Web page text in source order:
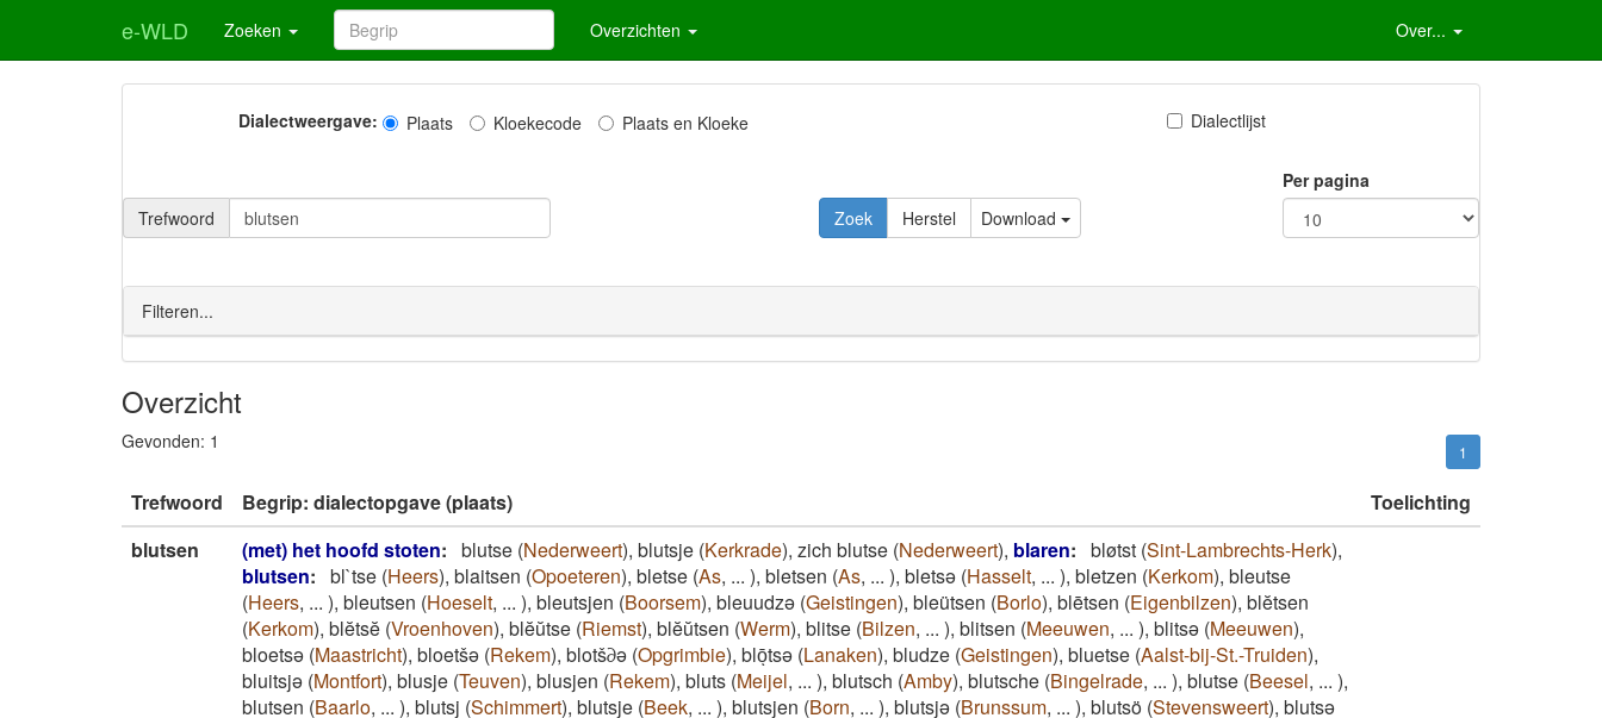
e-WLD Zoeken Overzichten Over...
Dialectweergave: Plaats Kloekecode Plaats en Kloeke Dialectlijst
Trefwoord Download
Per pagina
Filteren...
Overzicht
Gevonden: 1 1
Trefwoord Begrip: dialectopgave (plaats)
Toelichting
blutsen
(met) het hoofd stoten: blutse (Nederweert), blutsje (Kerkrade), zich blutse (Nederweert), blaren: bløtst (Sint-Lambrechts-Herk),
blutsen: bl`tse (Heers), blaitsen (Opoeteren), bletse (As, ... ), bletsen (As, ... ), bletsə (Hasselt, ... ), bletzen (Kerkom), bleutse
(Heers, ... ), bleutsen (Hoeselt, ... ), bleutsjen (Boorsem), bleuudzə (Geistingen), bleütsen (Borlo), blētsen (Eigenbilzen), blĕtsen
(Kerkom), blĕtsĕ (Vroenhoven), blĕŭtse (Riemst), blĕŭtsen (Werm), blitse (Bilzen, ... ), blitsen (Meeuwen, ... ), blitsə (Meeuwen),
bloetsə (Maastricht), bloetšə (Rekem), blotš∂ə (Opgrimbie), blōͅtsə (Lanaken), bludze (Geistingen), bluetse (Aalst-bij-St.-Truiden),
bluitsjə (Montfort), blusje (Teuven), blusjen (Rekem), bluts (Meijel, ... ), blutsch (Amby), blutsche (Bingelrade, ... ), blutse (Beesel, ... ),
blutsen (Baarlo, ... ), blutsj (Schimmert), blutsje (Beek, ... ), blutsjen (Born, ... ), blutsjə (Brunssum, ... ), blutsö (Stevensweert), blutsə